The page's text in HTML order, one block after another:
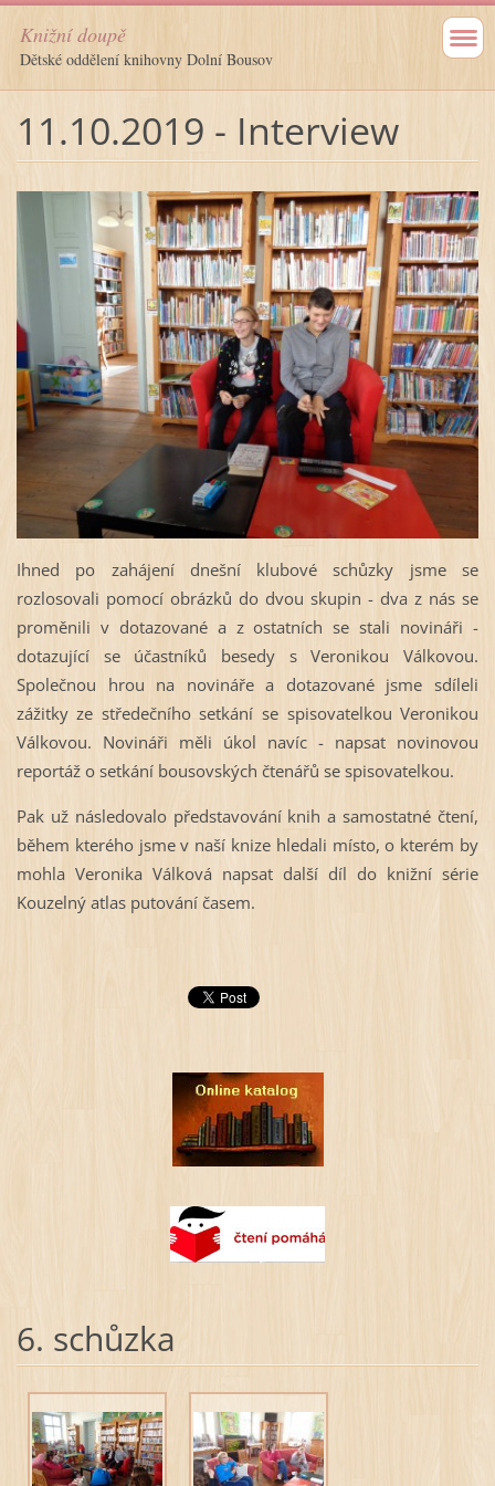
Knižní doupě
Dětské oddělení knihovny Dolní Bousov
11.10.2019 - Interview
Ihned po zahájení dnešní klubové schůzky jsme se
rozlosovali pomocí obrázků do dvou skupin - dva z nás se
proměnili v dotazované a z ostatních se stali novináři -
dotazující se účastníků besedy s Veronikou Válkovou.
Společnou hrou na novináře a dotazované jsme sdíleli
zážitky ze středečního setkání se spisovatelkou Veronikou
Válkovou. Novináři měli úkol navíc - napsat novinovou
reportáž o setkání bousovských čtenářů se spisovatelkou.
Pak už následovalo představování knih a samostatné čtení,
během kterého jsme v naší knize hledali místo, o kterém by
mohla Veronika Válková napsat další díl do knižní série
Kouzelný atlas putování časem.
6. schůzka